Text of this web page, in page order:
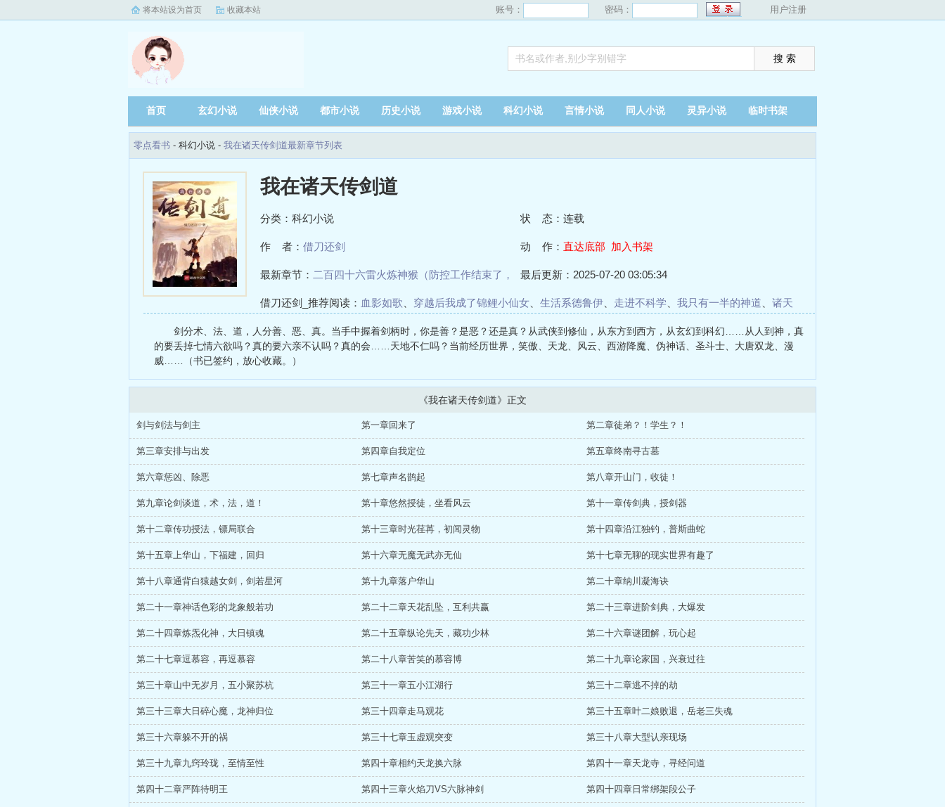
将本站设为首页 收藏本站 账号： 密码： 用户注册
首页 玄幻小说 仙侠小说 都市小说 历史小说 游戏小说 科幻小说 言情小说 同人小说 灵异小说 临时书架
零点看书 - 科幻小说 - 我在诸天传剑道最新章节列表
我在诸天传剑道
分类：科幻小说 状 态：连载
作 者： 借刀还剑 动 作： 直达底部 加入书架
最新章节： 二百四十六雷火炼神猴（防控工作结束了，
最后更新：2025-07-20 03:05:34
借刀还剑_推荐阅读： 血影如歌 穿越后我成了锦鲤小仙女 生活系德鲁伊 走进不科学 我只有一半的神道
诸天
剑分术、法、道，人分善、恶、真。当手中握着剑柄时，你是善？是恶？还是真？从武侠到修仙，从东方到西方，从玄幻到科幻……从人到神，真
的要丢掉七情六欲吗？真的要六亲不认吗？真的会……天地不仁吗？当前经历世界，笑傲、天龙、风云、西游降魔、伪神话、圣斗士、大唐双龙、漫
威……（书已签约，放心收藏。）
《我在诸天传剑道》正文
剑与剑法与剑主 第一章回来了 第二章徒弟？！学生？！
第三章安排与出发 第四章自我定位 第五章终南寻古墓
第六章惩凶、除恶 第七章声名鹊起 第八章开山门，收徒！
第九章论剑谈道，术，法，道！ 第十章悠然授徒，坐看风云 第十一章传剑典，授剑器
第十二章传功授法，镖局联合 第十三章时光荏苒，初闻灵物 第十四章沿江独钓，普斯曲蛇
第十五章上华山，下福建，回归 第十六章无魔无武亦无仙 第十七章无聊的现实世界有趣了
第十八章通背白猿越女剑，剑若星河 第十九章落户华山 第二十章纳川凝海诀
第二十一章神话色彩的龙象般若功 第二十二章天花乱坠，互利共赢 第二十三章进阶剑典，大爆发
第二十四章炼炁化神，大日镇魂 第二十五章纵论先天，藏功少林 第二十六章谜团解，玩心起
第二十七章逗慕容，再逗慕容 第二十八章苦笑的慕容博 第二十九章论家国，兴衰过往
第三十章山中无岁月，五小聚苏杭 第三十一章五小江湖行 第三十二章逃不掉的劫
第三十三章大日碎心魔，龙神归位 第三十四章走马观花 第三十五章叶二娘败退，岳老三失魂
第三十六章躲不开的祸 第三十七章玉虚观突变 第三十八章大型认亲现场
第三十九章九窍玲珑，至情至性 第四十章相约天龙换六脉 第四十一章天龙寺，寻经问道
第四十二章严阵待明王 第四十三章火焰刀VS六脉神剑 第四十四章日常绑架段公子